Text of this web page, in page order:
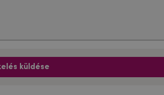
küldése